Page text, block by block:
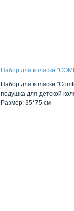
Набор для коляски
Набор для коляски
подушка для детской
Размер: 35*75 см